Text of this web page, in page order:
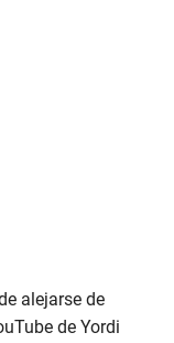
alejarse de
de Yordi